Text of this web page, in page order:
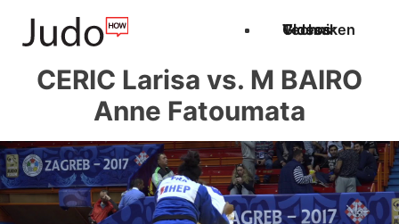
Techniken
Videos
Glossar
CERIC Larisa vs. M BAIRO
Anne Fatoumata